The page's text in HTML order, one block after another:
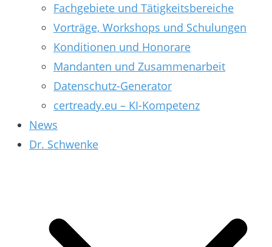
Fachgebiete und Tätigkeitsbereiche
Vorträge, Workshops und Schulungen
Konditionen und Honorare
Mandanten und Zusammenarbeit
Datenschutz-Generator
certready.eu – KI-Kompetenz
News
Dr. Schwenke